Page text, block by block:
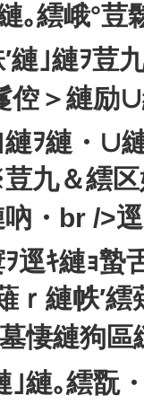
｡繧峨°荳
縺｣縺ｦ荳
＞縺励∪
縺ｦ縺・∪
九＆繧
・br />
ｦ逕ｷ縺ｮ
ｒ縺帙′
悽縺狗
縺｡繧翫